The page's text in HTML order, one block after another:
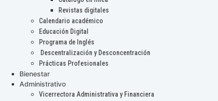
Revistas digitales
Calendario académico
Educación Digital
Programa de Inglés
Descentralización y Desconcentración
Prácticas Profesionales
Bienestar
Administrativo
Vicerrectora Administrativa y Financiera